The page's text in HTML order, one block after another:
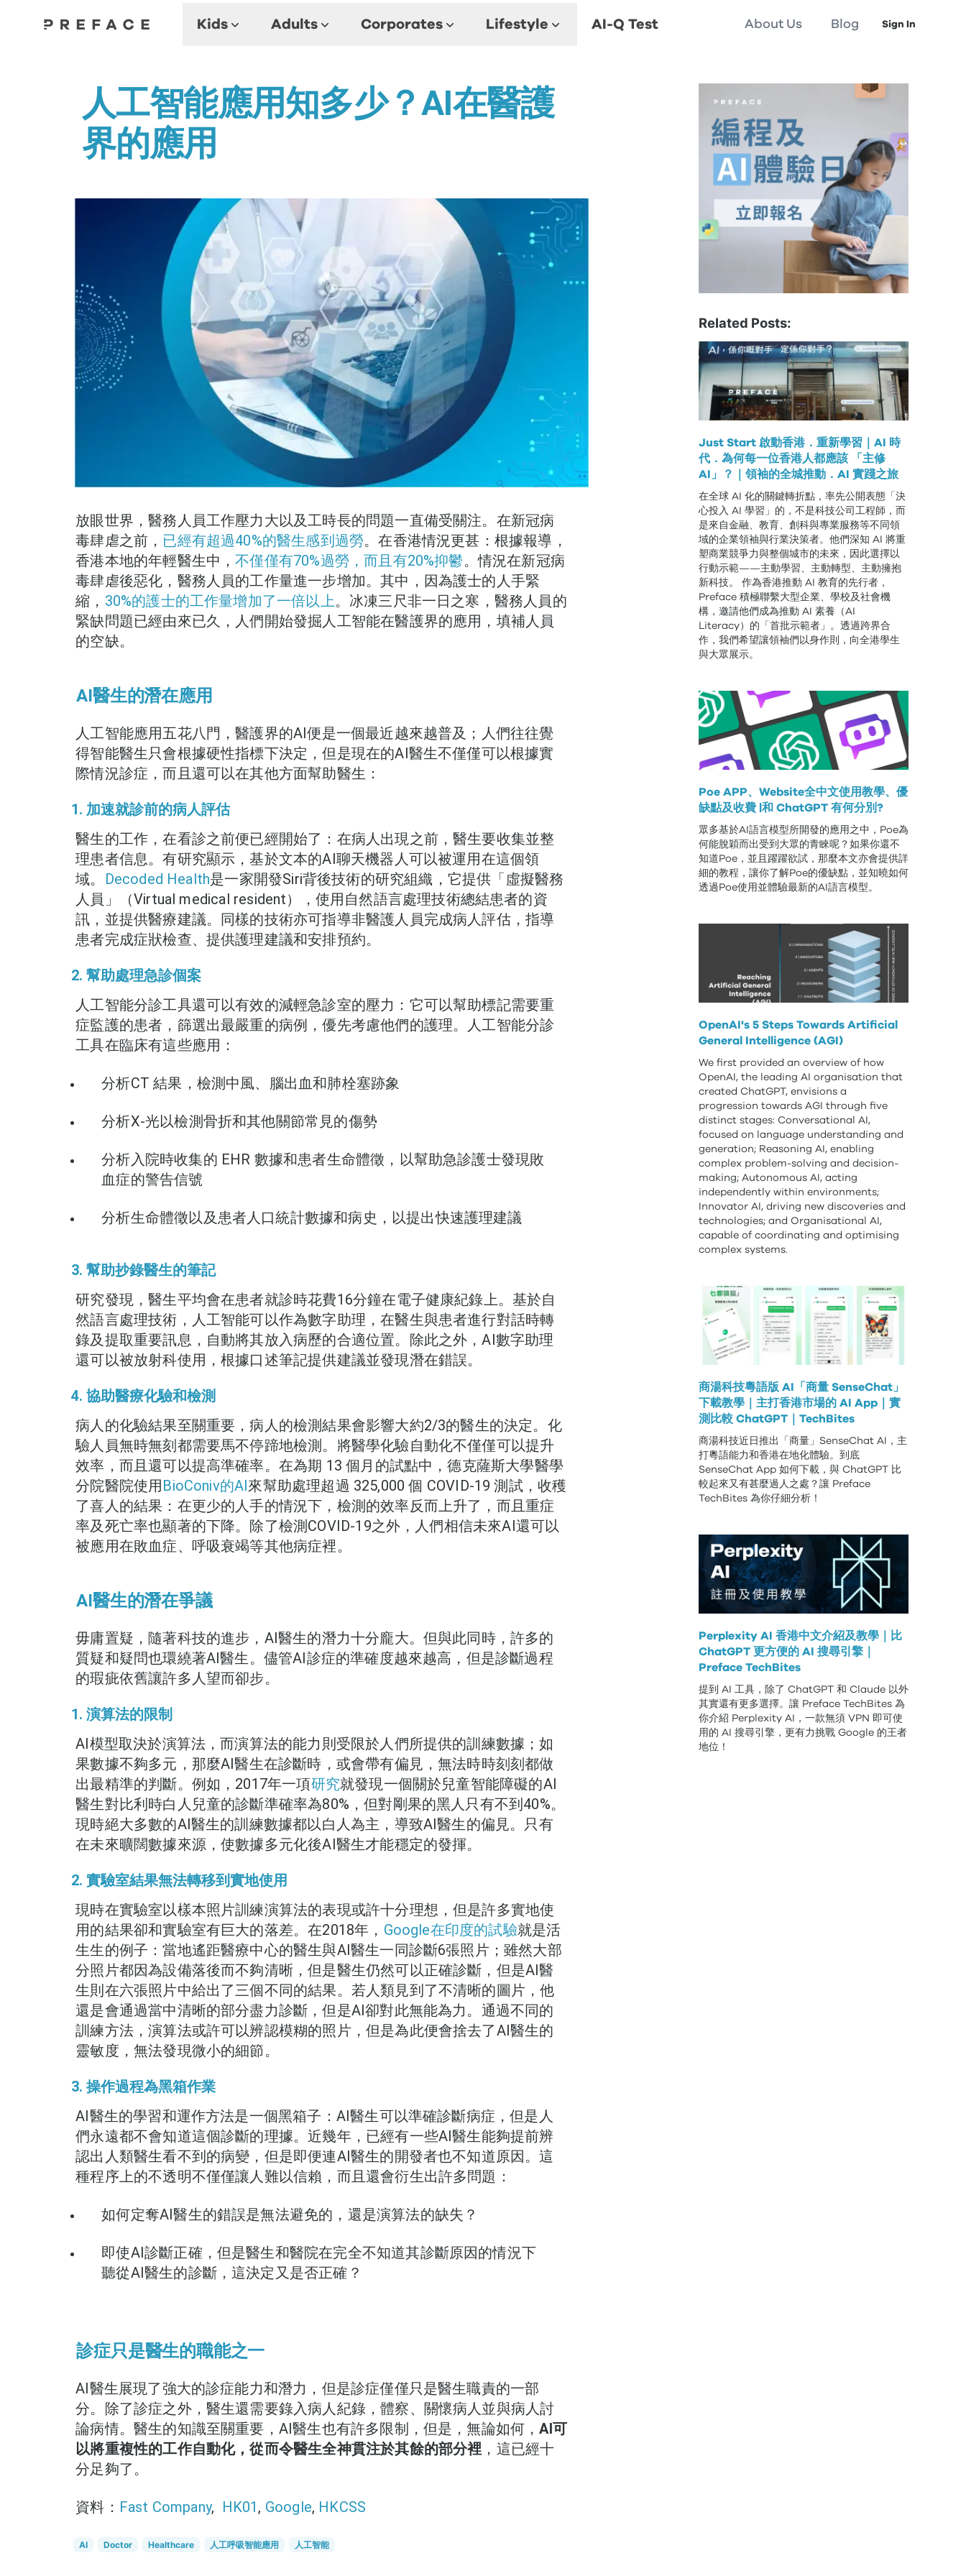
Kids Adults Corporates Lifestyle AI-Q Test About Us Blog Sign In
人工智能應用知多少？AI在醫護
界的應用
放眼世界，醫務人員工作壓力大以及工時長的問題一直備受關注。在新冠病
毒肆虐之前， 已經有超過40%的醫生感到過勞。在香港情況更甚：根據報導，
香港本地的年輕醫生中，不僅僅有70%過勞，而且有20%抑鬱。情況在新冠病
毒肆虐後惡化，醫務人員的工作量進一步增加。其中，因為護士的人手緊
縮， 30%的護士的工作量增加了一倍以上。冰凍三尺非一日之寒，醫務人員的
緊缺問題已經由來已久，人們開始發掘人工智能在醫護界的應用，填補人員
的空缺。
AI醫生的潛在應用
人工智能應用五花八門，醫護界的AI便是一個最近越來越普及；人們往往覺
得智能醫生只會根據硬性指標下決定，但是現在的AI醫生不僅僅可以根據實
際情況診症，而且還可以在其他方面幫助醫生：
1. 加速就診前的病人評估
醫生的工作，在看診之前便已經開始了：在病人出現之前，醫生要收集並整
理患者信息。有研究顯示，基於文本的AI聊天機器人可以被運用在這個領
域。
Decoded Health是一家開發Siri背後技術的研究組織，它提供「虛擬醫務
人員」（Virtual medical resident），使用自然語言處理技術總結患者的資
訊，並提供醫療建議。同樣的技術亦可指導非醫護人員完成病人評估，指導
患者完成症狀檢查、提供護理建議和安排預約。
2. 幫助處理急診個案
人工智能分診工具還可以有效的減輕急診室的壓力：它可以幫助標記需要重
症監護的患者，篩選出最嚴重的病例，優先考慮他們的護理。人工智能分診
工具在臨床有這些應用：
分析CT 結果，檢測中風、腦出血和肺栓塞跡象
分析X-光以檢測骨折和其他關節常見的傷勢
分析入院時收集的 EHR 數據和患者生命體徵，以幫助急診護士發現敗
血症的警告信號
分析生命體徵以及患者人口統計數據和病史，以提出快速護理建議
3. 幫助抄錄醫生的筆記
研究發現，醫生平均會在患者就診時花費16分鐘在電子健康紀錄上。基於自
然語言處理技術，人工智能可以作為數字助理，在醫生與患者進行對話時轉
錄及提取重要訊息，自動將其放入病歷的合適位置。除此之外，AI數字助理
還可以被放射科使用，根據口述筆記提供建議並發現潛在錯誤。
4. 協助醫療化驗和檢測
病人的化驗結果至關重要，病人的檢測結果會影響大約2/3的醫生的決定。化
驗人員無時無刻都需要馬不停蹄地檢測。將醫學化驗自動化不僅僅可以提升
效率，而且還可以提高準確率。在為期 13 個月的試點中，德克薩斯大學醫學
分院醫院使用BioConiv的AI來幫助處理超過 325,000 個 COVID-19 測試，收穫
了喜人的結果：在更少的人手的情況下，檢測的效率反而上升了，而且重症
率及死亡率也顯著的下降。除了檢測COVID-19之外，人們相信未來AI還可以
被應用在敗血症、呼吸衰竭等其他病症裡。
AI醫生的潛在爭議
毋庸置疑，隨著科技的進步，AI醫生的潛力十分龐大。但與此同時，許多的
質疑和疑問也環繞著AI醫生。儘管AI診症的準確度越來越高，但是診斷過程
的瑕疵依舊讓許多人望而卻步。
1. 演算法的限制
AI模型取決於演算法，而演算法的能力則受限於人們所提供的訓練數據；如
果數據不夠多元，那麼AI醫生在診斷時，或會帶有偏見，無法時時刻刻都做
出最精準的判斷。例如，2017年一項研究就發現一個關於兒童智能障礙的AI
醫生對比利時白人兒童的診斷準確率為80%，但對剛果的黑人只有不到40%。
現時絕大多數的AI醫生的訓練數據都以白人為主，導致AI醫生的偏見。只有
在未來曠闊數據來源，使數據多元化後AI醫生才能穩定的發揮。
2. 實驗室結果無法轉移到實地使用
現時在實驗室以樣本照片訓練演算法的表現或許十分理想，但是許多實地使
用的結果卻和實驗室有巨大的落差。在2018年， Google在印度的試驗就是活
生生的例子：當地遙距醫療中心的醫生與AI醫生一同診斷6張照片；雖然大部
分照片都因為設備落後而不夠清晰，但是醫生仍然可以正確診斷，但是AI醫
生則在六張照片中給出了三個不同的結果。若人類見到了不清晰的圖片，他
還是會通過當中清晰的部分盡力診斷，但是AI卻對此無能為力。通過不同的
訓練方法，演算法或許可以辨認模糊的照片，但是為此便會捨去了AI醫生的
靈敏度，無法發現微小的細節。
3. 操作過程為黑箱作業
AI醫生的學習和運作方法是一個黑箱子：AI醫生可以準確診斷病症，但是人
們永遠都不會知道這個診斷的理據。近幾年，已經有一些AI醫生能夠提前辨
認出人類醫生看不到的病變，但是即便連AI醫生的開發者也不知道原因。這
種程序上的不透明不僅僅讓人難以信賴，而且還會衍生出許多問題：
如何定奪AI醫生的錯誤是無法避免的，還是演算法的缺失？
即使AI診斷正確，但是醫生和醫院在完全不知道其診斷原因的情況下
聽從AI醫生的診斷，這決定又是否正確？
診症只是醫生的職能之一
AI醫生展現了強大的診症能力和潛力，但是診症僅僅只是醫生職責的一部
分。除了診症之外，醫生還需要錄入病人紀錄，體察、關懷病人並與病人討
論病情。醫生的知識至關重要，AI醫生也有許多限制，但是，無論如何，AI可
以將重複性的工作自動化，從而令醫生全神貫注於其餘的部分裡 ，這已經十
分足夠了。
資料： Fast Company, HK01 , Google, HKCSS
AI Doctor Healthcare 人工呼吸智能應用 人工智能
Related Posts:
Just Start 啟動香港．重新學習｜AI 時
代．為何每一位香港人都應該 「主修
AI」？｜領袖的全城推動．AI 實踐之旅
在全球 AI 化的關鍵轉折點，率先公開表態「決
心投入 AI 學習」的，不是科技公司工程師，而
是來自金融、教育、創科與專業服務等不同領
域的企業領袖與行業決策者。他們深知 AI 將重
塑商業競爭力與整個城市的未來，因此選擇以
行動示範——主動學習、主動轉型、主動擁抱
新科技。 作為香港推動 AI 教育的先行者，
Preface 積極聯繫大型企業、學校及社會機
構，邀請他們成為推動 AI 素養（AI
Literacy）的「首批示範者」。透過跨界合
作，我們希望讓領袖們以身作則，向全港學生
與大眾展示。
Poe APP、Website全中文使用教學、優
缺點及收費 |和 ChatGPT 有何分別?
眾多基於AI語言模型所開發的應用之中，Poe為
何能脫穎而出受到大眾的青睞呢？如果你還不
知道Poe，並且躍躍欲試，那麼本文亦會提供詳
細的教程，讓你了解Poe的優缺點，並知曉如何
透過Poe使用並體驗最新的AI語言模型。
OpenAI's 5 Steps Towards Artificial
General Intelligence (AGI)
We first provided an overview of how
OpenAI, the leading AI organisation that
created ChatGPT, envisions a
progression towards AGI through five
distinct stages: Conversational AI,
focused on language understanding and
generation; Reasoning AI, enabling
complex problem-solving and decision-
making; Autonomous AI, acting
independently within environments;
Innovator AI, driving new discoveries and
technologies; and Organisational AI,
capable of coordinating and optimising
complex systems.
商湯科技粵語版 AI「商量 SenseChat」
下載教學｜主打香港市場的 AI App｜實
測比較 ChatGPT｜TechBites
商湯科技近日推出「商量」SenseChat AI，主
打粵語能力和香港在地化體驗。到底
SenseChat App 如何下載，與 ChatGPT 比
較起來又有甚麼過人之處？讓 Preface
TechBites 為你仔細分析！
Perplexity AI 香港中文介紹及教學｜比
ChatGPT 更方便的 AI 搜尋引擎｜
Preface TechBites
提到 AI 工具，除了 ChatGPT 和 Claude 以外
其實還有更多選擇。讓 Preface TechBites 為
你介紹 Perplexity AI，一款無須 VPN 即可使
用的 AI 搜尋引擎，更有力挑戰 Google 的王者
地位！